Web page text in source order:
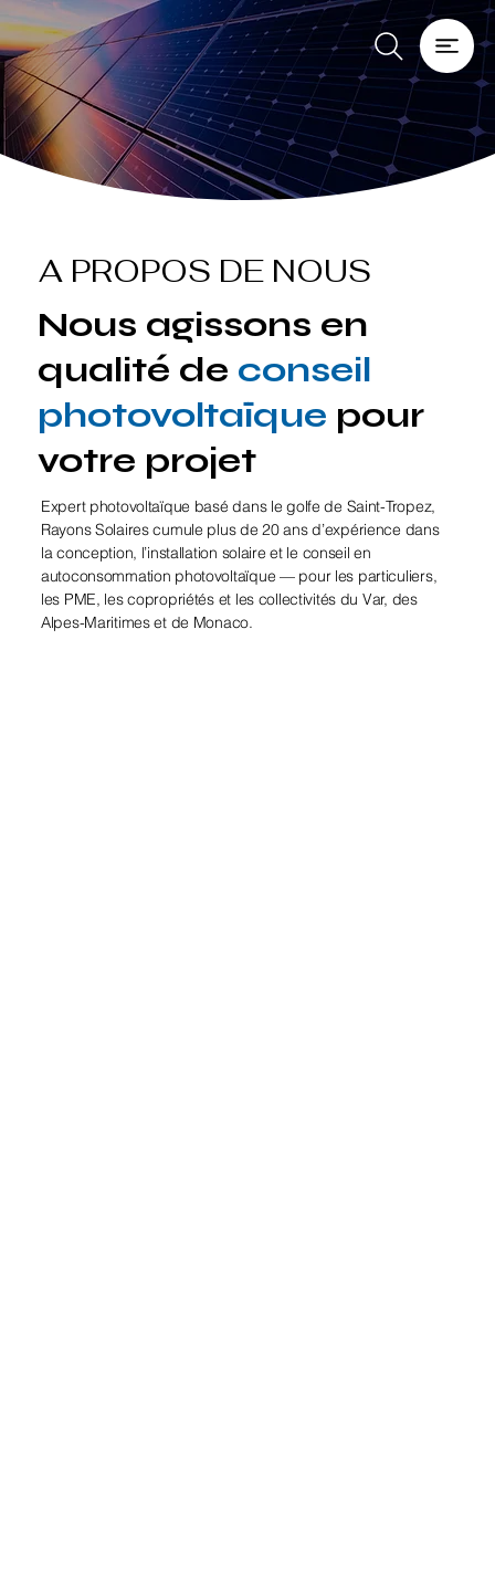
A PROPOS DE NOUS
Nous agissons en
qualité de conseil
photovoltaïque pour
votre projet
Expert photovoltaïque basé dans le golfe de Saint-Tropez,
Rayons Solaires cumule plus de 20 ans d’expérience dans
la conception, l’installation solaire et le conseil en
autoconsommation photovoltaïque — pour les particuliers,
les PME, les copropriétés et les collectivités du Var, des
Alpes-Maritimes et de Monaco.